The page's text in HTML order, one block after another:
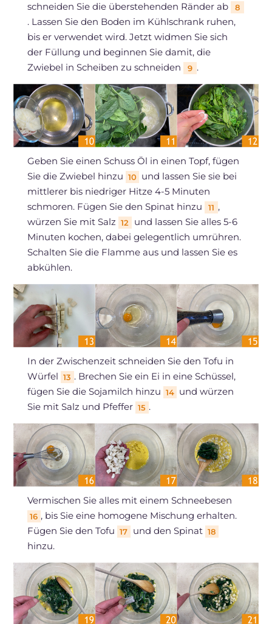
schneiden Sie die überstehenden Ränder ab
8
. Lassen Sie den Boden im Kühlschrank ruhen,
bis er verwendet wird. Jetzt widmen Sie sich
der Füllung und beginnen Sie damit, die
Zwiebel in Scheiben zu schneiden
9 .
Geben Sie einen Schuss Öl in einen Topf, fügen
Sie die Zwiebel hinzu 10 und lassen Sie sie bei
mittlerer bis niedriger Hitze 4-5 Minuten
schmoren. Fügen Sie den Spinat hinzu
11 ,
würzen Sie mit Salz 12
und lassen Sie alles 5-6
Minuten kochen, dabei gelegentlich umrühren.
Schalten Sie die Flamme aus und lassen Sie es
abkühlen.
In der Zwischenzeit schneiden Sie den Tofu in
Würfel 13 . Brechen Sie ein Ei in eine Schüssel,
fügen Sie die Sojamilch hinzu 14 und würzen
Sie mit Salz und Pfeffer 15 .
Vermischen Sie alles mit einem Schneebesen
16 , bis Sie eine homogene Mischung erhalten.
Fügen Sie den Tofu 17 und den Spinat 18
hinzu.